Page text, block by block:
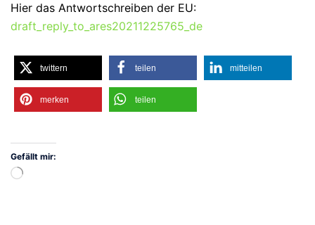
Hier das Antwortschreiben der EU:
draft_reply_to_ares20211225765_de
twittern teilen mitteilen
merken teilen
Gefällt mir:
Wird